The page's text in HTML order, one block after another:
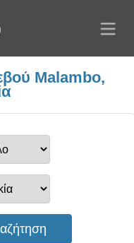
Malambo,